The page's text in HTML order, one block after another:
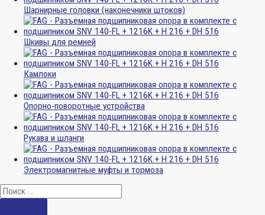
Шарнирные головки (наконечники штоков)
Шкивы для ремней
Камлоки
Опорно-поворотные устройства
Рукава и шланги
Электромагнитные муфты и тормоза